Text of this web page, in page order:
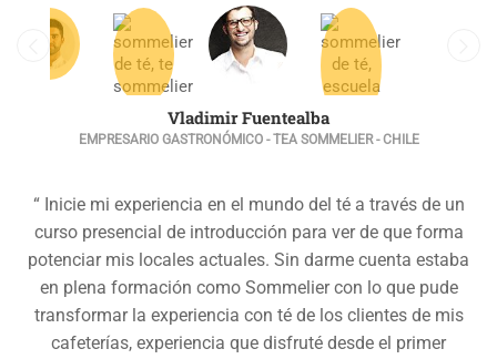
Vladimir Fuentealba
EMPRESARIO GASTRONÓMICO - TEA SOMMELIER - CHILE
“ Inicie mi experiencia en el mundo del té a través de un
curso presencial de introducción para ver de que forma
potenciar mis locales actuales. Sin darme cuenta estaba
en plena formación como Sommelier con lo que pude
transformar la experiencia con té de los clientes de mis
cafeterías, experiencia que disfruté desde el primer